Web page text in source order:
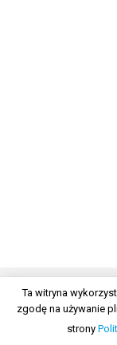
© 2026 Wszelkie
Ta witryna
zgodę na używanie
strony